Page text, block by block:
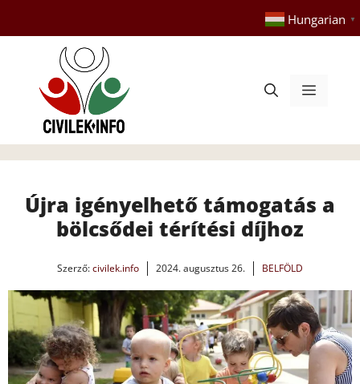
tartalomba
Hungarian ▼
Menü
Újra igényelhető támogatás a
bölcsődei térítési díjhoz
Szerző:civilek.info 2024. augusztus 26. BELFÖLD